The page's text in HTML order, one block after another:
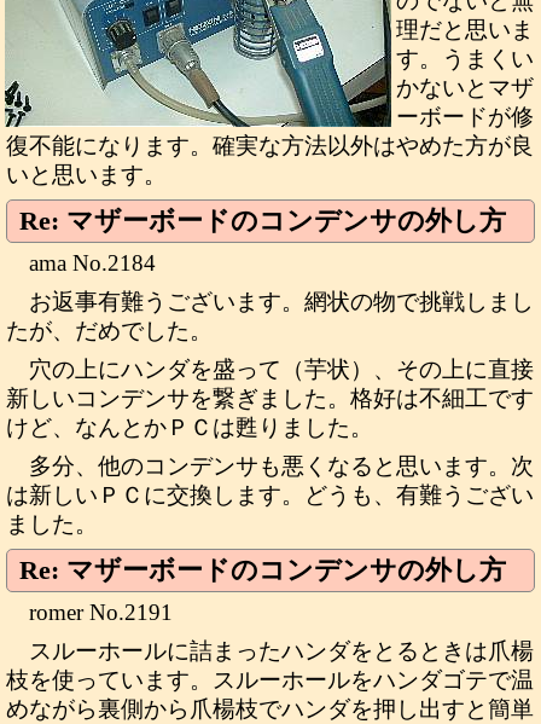
理だと思いま
す。うまくい
かないとマザ
ーボードが修
復不能になります。確実な方法以外はやめた方が良
いと思います。
Re: マザーボードのコンデンサの外し方
ama No.2184
お返事有難うございます。網状の物で挑戦しまし
たが、だめでした。
穴の上にハンダを盛って（芋状）、その上に直接
新しいコンデンサを繋ぎました。格好は不細工です
けど、なんとかＰＣは甦りました。
多分、他のコンデンサも悪くなると思います。次
は新しいＰＣに交換します。どうも、有難うござい
ました。
Re: マザーボードのコンデンサの外し方
romer No.2191
スルーホールに詰まったハンダをとるときは爪楊
枝を使っています。スルーホールをハンダゴテで温
めながら裏側から爪楊枝でハンダを押し出すと簡単